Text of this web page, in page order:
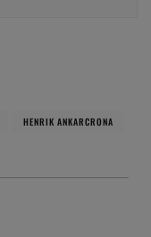
HENRIK ANKARCRONA